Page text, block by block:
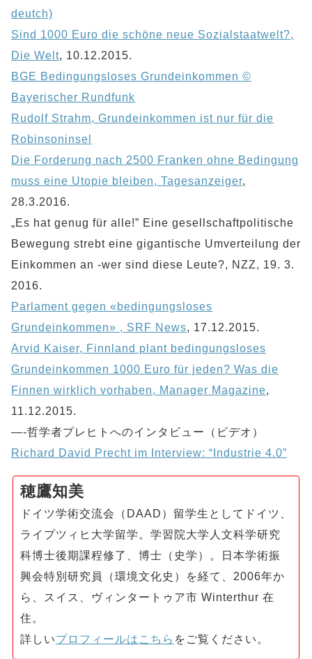
deutch)
Sind 1000 Euro die schöne neue Sozialstaatwelt?,
Die Welt, 10.12.2015.
BGE Bedingungsloses Grundeinkommen ©
Bayerischer Rundfunk
Rudolf Strahm, Grundeinkommen ist nur für die
Robinsoninsel
Die Forderung nach 2500 Franken ohne Bedingung
muss eine Utopie bleiben, Tagesanzeiger,
28.3.2016.
„Es hat genug für alle!” Eine gesellschaftpolitische
Bewegung strebt eine gigantische Umverteilung der
Einkommen an -wer sind diese Leute?, NZZ, 19. 3.
2016.
Parlament gegen «bedingungsloses
Grundeinkommen» , SRF News, 17.12.2015.
Arvid Kaiser, Finnland plant bedingungsloses
Grundeinkommen 1000 Euro für jeden? Was die
Finnen wirklich vorhaben, Manager Magazine,
11.12.2015.
—-哲学者プレヒトへのインタビュー（ビデオ）
Richard David Precht im Interview: “Industrie 4.0”
穂鷹知美
ドイツ学術交流会（DAAD）留学生としてドイツ、
ライプツィヒ大学留学。学習院大学人文科学研究
科博士後期課程修了、博士（史学）。日本学術振
興会特別研究員（環境文化史）を経て、2006年か
ら、スイス、ヴィンタートゥア市 Winterthur 在
住。
詳しいプロフィールはこちら をご覧ください。